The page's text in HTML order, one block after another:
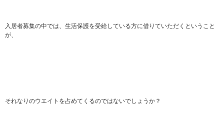
入居者募集の中では、生活保護を受給している方に借りていただくということ
が、
それなりのウエイトを占めてくるのではないでしょうか？